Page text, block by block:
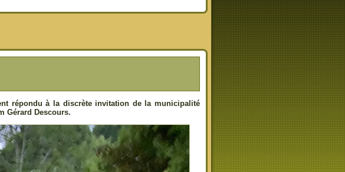
répondu à la discrète invitation de la municipalité
Gérard Descours.